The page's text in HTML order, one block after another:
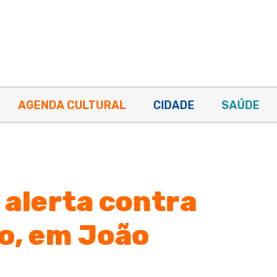
AGENDA CULTURAL CIDADE SAÚDE
alerta contra
em João